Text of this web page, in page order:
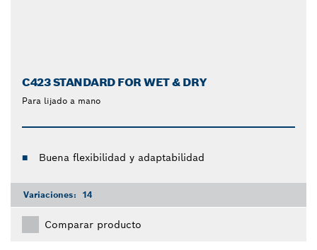
C423 STANDARD FOR WET & DRY
Para lijado a mano
Buena flexibilidad y adaptabilidad
Variaciones: 14
Comparar producto